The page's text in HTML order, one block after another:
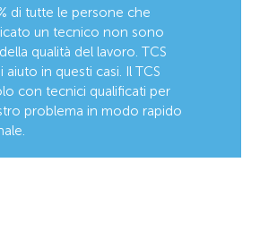
di tutte le persone che
un tecnico non sono
qualità del lavoro. TCS
aiuto in questi casi. Il TCS
con tecnici qualificati per
problema in modo rapido